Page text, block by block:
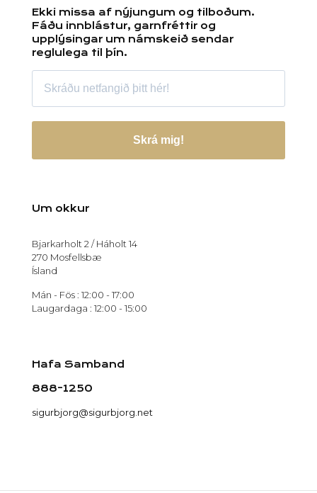
Ekki missa af nýjungum og tilboðum.
Fáðu innblástur, garnfréttir og
upplýsingar um námskeið sendar
reglulega til þín.
Skrá mig!
Um okkur
Bjarkarholt 2 / Háholt 14
270 Mosfellsbæ
Ísland
Mán - Fös : 12:00 - 17:00
Laugardaga : 12:00 - 15:00
Hafa Samband
888-1250
sigurbjorg@sigurbjorg.net